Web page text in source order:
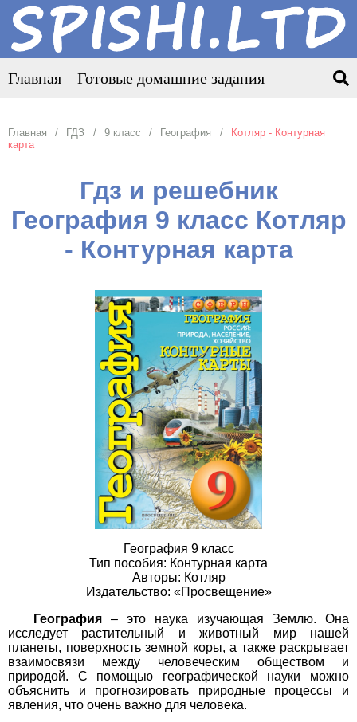
Главная Готовые домашние задания
Главная ГДЗ 9 класс География
Котляр - Контурная
карта
Гдз и решебник
География 9 класс Котляр
- Контурная карта
География 9 класс
Тип пособия: Контурная карта
Авторы: Котляр
Издательство: «Просвещение»
География – это наука изучающая Землю. Она
исследует растительный и животный мир нашей
планеты, поверхность земной коры, а также раскрывает
взаимосвязи между человеческим обществом и
природой. С помощью географической науки можно
объяснить и прогнозировать природные процессы и
явления, что очень важно для человека.